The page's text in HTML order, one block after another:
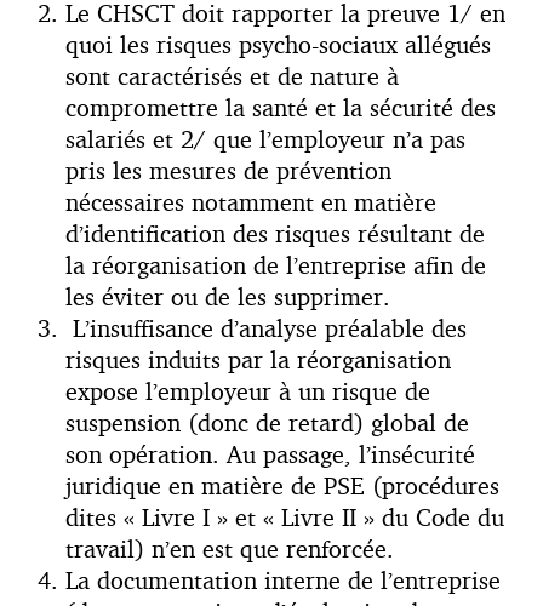
Le CHSCT doit rapporter la preuve 1/ en
quoi les risques psycho-sociaux allégués
sont caractérisés et de nature à
compromettre la santé et la sécurité des
salariés et 2/ que l’employeur n’a pas
pris les mesures de prévention
nécessaires notamment en matière
d’identification des risques résultant de
la réorganisation de l’entreprise afin de
les éviter ou de les supprimer.
L’insuffisance d’analyse préalable des
risques induits par la réorganisation
expose l’employeur à un risque de
suspension (donc de retard) global de
son opération. Au passage, l’insécurité
juridique en matière de PSE (procédures
dites « Livre I » et « Livre II » du Code du
travail) n’en est que renforcée.
La documentation interne de l’entreprise